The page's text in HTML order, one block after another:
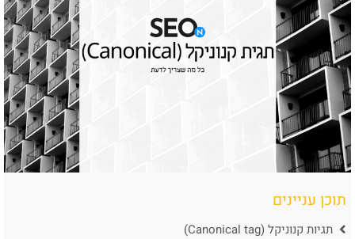
תוכן עניינים
תגיות קנוניקל (Canonical tag)